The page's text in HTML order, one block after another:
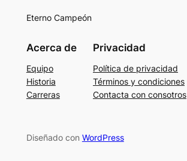
Eterno Campeón
Acerca de
Equipo
Historia
Carreras
Privacidad
Política de privacidad
Términos y condiciones
Contacta con consotros
Diseñado con WordPress